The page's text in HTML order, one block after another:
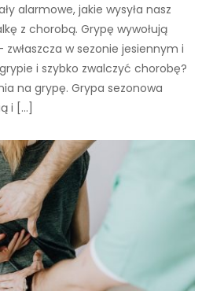
alarmowe, jakie wysyła nasz
z chorobą. Grypę wywołują
zwłaszcza w sezonie jesiennym i
i szybko zwalczyć chorobę?
na grypę. Grypa sezonowa
i […]